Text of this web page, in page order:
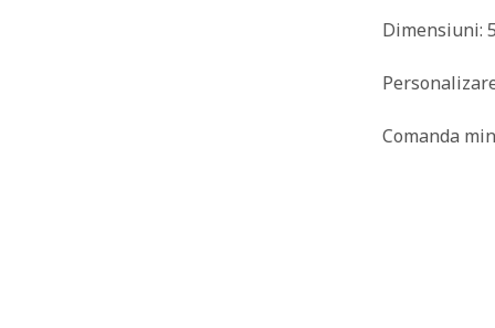
Dimensiuni:
Comanda